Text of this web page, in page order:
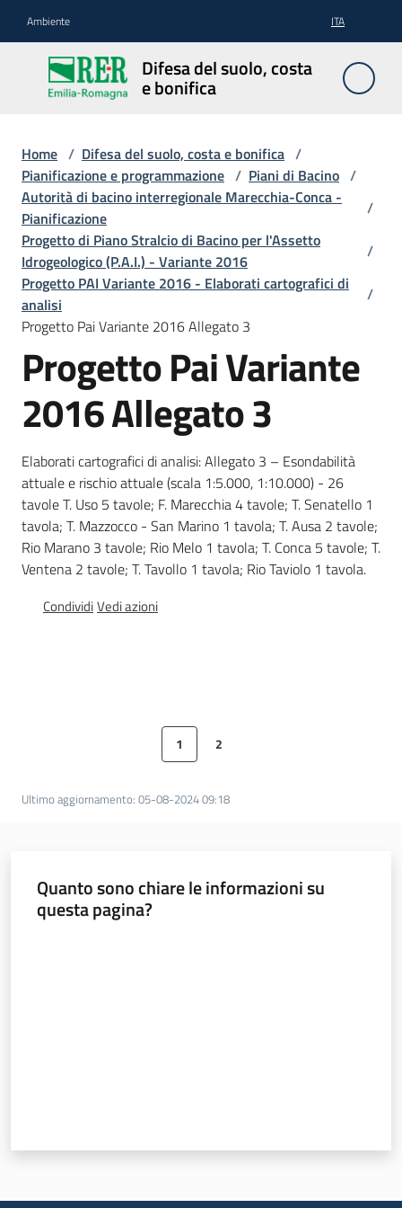
Ambiente ITA
Difesa del suolo, costa
e bonifica
Difesa
del
suolo,
bonifica
Pianificazione
e
programmazione
Documentazione
Comunicazione
Piani Programmi
Home / Difesa del suolo, costa e bonifica /
Pianificazione e programmazione / Piani di Bacino /
Autorità di bacino interregionale Marecchia-Conca -
Pianificazione
/
Progetto di Piano Stralcio di Bacino per l'Assetto
Idrogeologico (P.A.I.) - Variante 2016
/
Progetto PAI Variante 2016 - Elaborati cartografici di
analisi
/
Progetto Pai Variante 2016 Allegato 3
Progetto Pai Variante
2016 Allegato 3
Elaborati cartografici di analisi: Allegato 3 – Esondabilità
attuale e rischio attuale (scala 1:5.000, 1:10.000) - 26
tavole T. Uso 5 tavole; F. Marecchia 4 tavole; T. Senatello 1
tavola; T. Mazzocco - San Marino 1 tavola; T. Ausa 2 tavole;
Rio Marano 3 tavole; Rio Melo 1 tavola; T. Conca 5 tavole; T.
Ventena 2 tavole; T. Tavollo 1 tavola; Rio Taviolo 1 tavola.
CondividiVedi azioni
Pagina precedente
Pagina
1 Pagina
2
Ultimo aggiornamento: 05-08-2024 09:18
Quanto sono chiare le informazioni su
questa pagina?